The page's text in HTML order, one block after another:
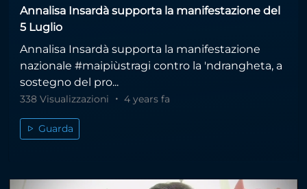
Annalisa Insardà supporta la manifestazione del
5 Luglio
Annalisa Insardà supporta la manifestazione
nazionale #maipiùstragi contro la 'ndrangheta, a
sostegno del pro...
338 Visualizzazioni 4 years fa
Guarda